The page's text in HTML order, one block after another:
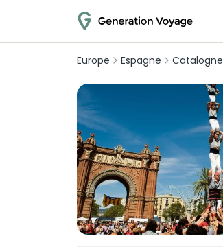
Europe Espagne Catalogne